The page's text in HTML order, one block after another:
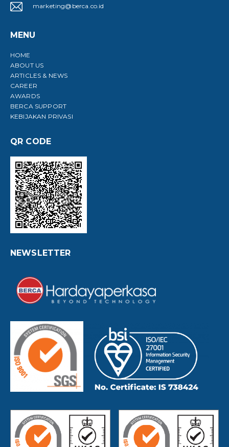
marketing@berca.co.id
MENU
HOME
ABOUT US
ARTICLES & NEWS
CAREER
AWARDS
BERCA SUPPORT
KEBIJAKAN PRIVASI
QR CODE
NEWSLETTER